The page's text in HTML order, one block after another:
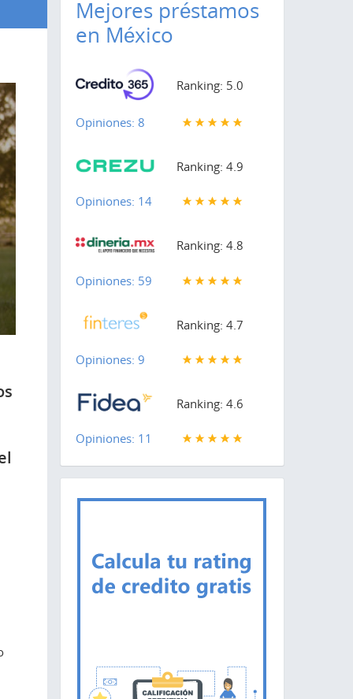
Mejores préstamos
en México
Ranking: 5.0
Opiniones: 8
Ranking: 4.9
Opiniones: 14
Ranking: 4.8
Opiniones: 59
Ranking: 4.7
Opiniones: 9
Ranking: 4.6
Opiniones: 11